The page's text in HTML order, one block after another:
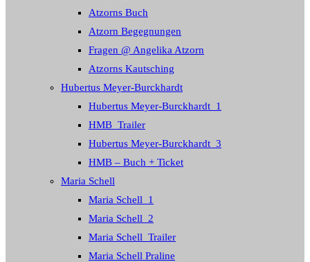
Atzorns Buch
Atzorn Begegnungen
Fragen @ Angelika Atzorn
Atzorns Kautsching
Hubertus Meyer-Burckhardt
Hubertus Meyer-Burckhardt_1
HMB_Trailer
Hubertus Meyer-Burckhardt_3
HMB – Buch + Ticket
Maria Schell
Maria Schell_1
Maria Schell_2
Maria Schell_Trailer
Maria Schell Praline